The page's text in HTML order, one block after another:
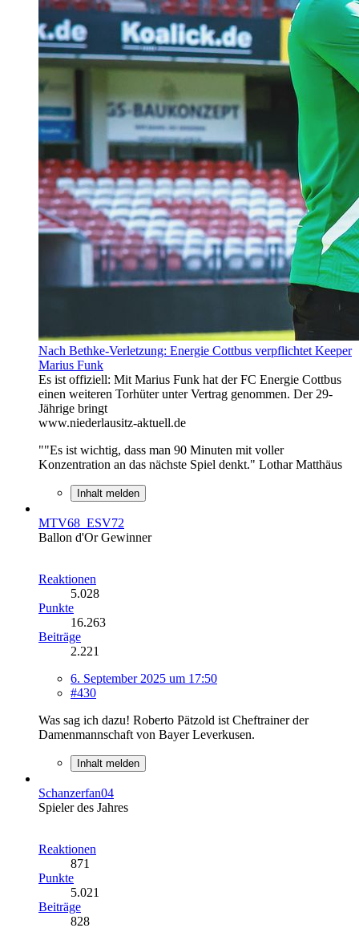
Nach Bethke-Verletzung: Energie Cottbus verpflichtet Keeper
Marius Funk
Es ist offiziell: Mit Marius Funk hat der FC Energie Cottbus
einen weiteren Torhüter unter Vertrag genommen. Der 29-
Jährige bringt
www.niederlausitz-aktuell.de
""Es ist wichtig, dass man 90 Minuten mit voller
Konzentration an das nächste Spiel denkt." Lothar Matthäus
Inhalt melden
MTV68_ESV72
Ballon d'Or Gewinner
Reaktionen
5.028
Punkte
16.263
Beiträge
2.221
6. September 2025 um 17:50
#430
Was sag ich dazu! Roberto Pätzold ist Cheftrainer der
Damenmannschaft von Bayer Leverkusen.
Inhalt melden
Schanzerfan04
Spieler des Jahres
Reaktionen
871
Punkte
5.021
Beiträge
828